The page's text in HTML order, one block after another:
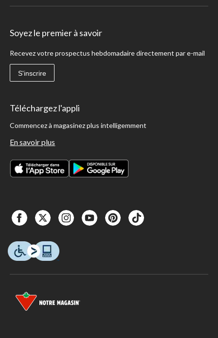
Soyez le premier à savoir
Recevez votre prospectus hebdomadaire directement par e-mail
S'inscrire
Téléchargez l'appli
Commencez à magasinez plus intelligemment
En savoir plus